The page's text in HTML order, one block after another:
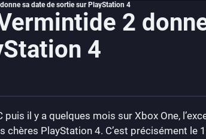
sa date de sortie sur PlayStation 4
2
4
puis il y a quelques mois sur Xbox One,
chères PlayStation 4. C’est précisément le